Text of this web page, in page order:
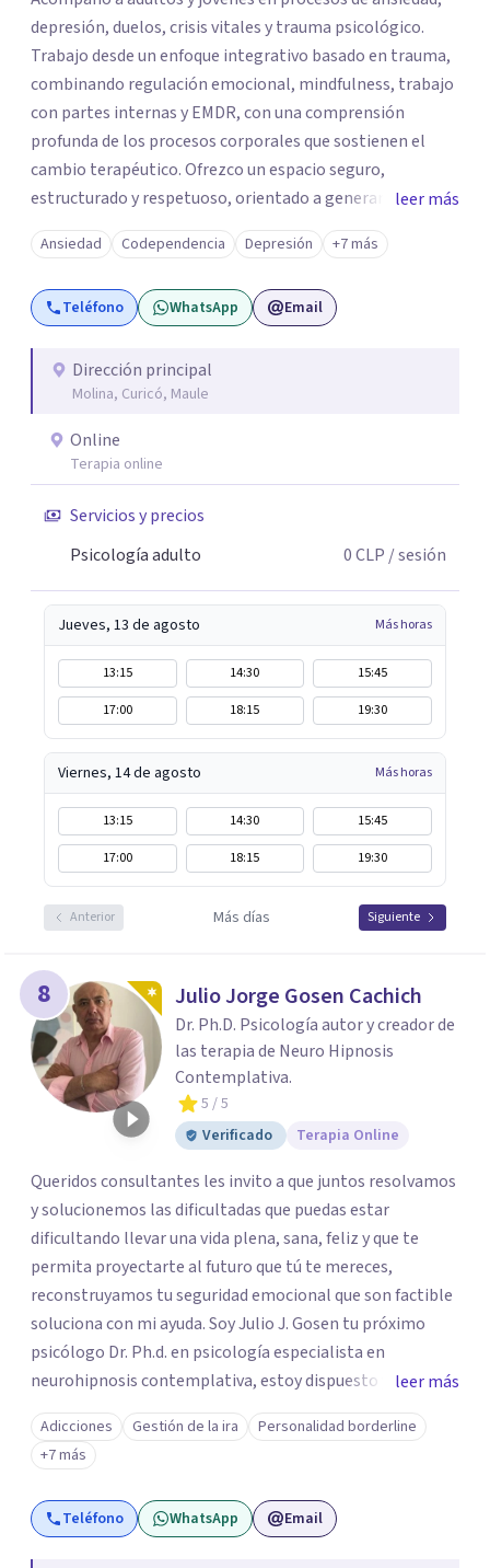
depresión, duelos, crisis vitales y trauma psicológico.
Trabajo desde un enfoque integrativo basado en trauma,
combinando regulación emocional, mindfulness, trabajo
con partes internas y EMDR, con una comprensión
profunda de los procesos corporales que sostienen el
cambio terapéutico. Ofrezco un espacio seguro,
estructurado y respetuoso, orientado a generar
estabilidad, alivio sintomático y transformación
profunda, avanzando a un ritmo acorde a la historia y
necesidades de cada persona. Si buscas un
acompañamiento profesional, humano y comprometido
honor acompañarte.
leer más
Ansiedad Codependencia Depresión +7 más
Teléfono WhatsApp Email
Dirección principal
Molina, Curicó, Maule
Online
Terapia online
Servicios y precios
Psicología adulto
0CLP / sesión
Jueves, 13 de agosto Más horas
13:15 14:30
15:45
17:00
18:15 19:30
Viernes, 14 de agosto Más horas
13:15 14:30
15:45
17:00
18:15 19:30
Anterior Más días Siguiente
8 Julio Jorge Gosen Cachich
Dr. Ph.D. Psicología autor y creador de
las terapia de Neuro Hipnosis
Contemplativa.
5 / 5
Verificado
Terapia Online
Queridos consultantes les invito a que juntos resolvamos
y solucionemos las dificultadas que puedas estar
dificultando llevar una vida plena, sana, feliz y que te
permita proyectarte al futuro que tú te mereces,
reconstruyamos tu seguridad emocional que son factible
soluciona con mi ayuda. Soy Julio J. Gosen tu próximo
psicólogo Dr. Ph.d. en psicología especialista en
neurohipnosis contemplativa, estoy dispuesto y deseoso
de acompañarte en este camino de auto descubrimiento
y crecimiento personal dejando atrás todo aquello que
nos impiden avanzar y ser exitosos.Vamos a transitar
juntos el camino a tu sanidad. DFisponible y atento a tu
llamado un abrazo cordial.
leer más
Adicciones Gestión de la ira
Personalidad borderline
+7 más
Teléfono WhatsApp Email